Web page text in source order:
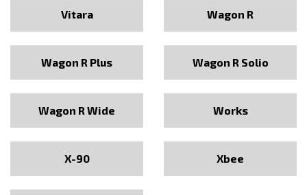
Vitara Wagon R
Wagon R Plus Wagon R Solio
Wagon R Wide Works
X-90 Xbee